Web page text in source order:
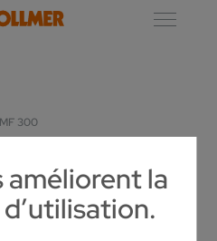
améliorent la
300
300
DES FLANCS